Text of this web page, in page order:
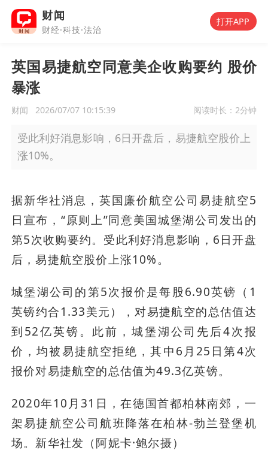
财闻
财经·科技·法治
打开APP
英国易捷航空同意美企收购要约 股价
暴涨
财闻 2026/07/07 10:15:39 阅读时长： 2分钟
受此利好消息影响，6日开盘后，易捷航空股价上
涨10%。
据新华社消息，英国廉价航空公司易捷航空5
日宣布，“原则上”同意美国城堡湖公司发出的
第5次收购要约。受此利好消息影响，6日开盘
后，易捷航空股价上涨10%。
城堡湖公司的第5次报价是每股6.90英镑（1
英镑约合1.33美元），对易捷航空的总估值达
到52亿英镑。此前，城堡湖公司先后4次报
价，均被易捷航空拒绝，其中6月25日第4次
报价对易捷航空的总估值为49.3亿英镑。
2020年10月31日，在德国首都柏林南郊，一
架易捷航空公司航班降落在柏林-勃兰登堡机
场。新华社发（阿妮卡·鲍尔摄）